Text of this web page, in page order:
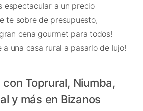
espectacular a un precio
te sobre de presupuesto,
cena gourmet para todos!
a una casa rural a pasarlo de lujo!
con Toprural, Niumba,
y más en Bizanos